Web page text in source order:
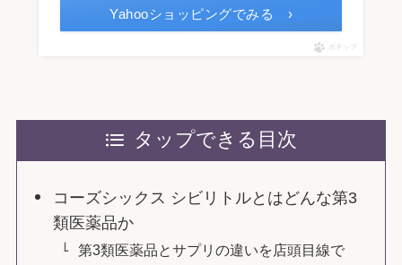
Yahooショッピングでみる ›
ポチップ
タップできる目次
コーズシックス シビリトルとはどんな第3
類医薬品か
第3類医薬品とサプリの違いを店頭目線で